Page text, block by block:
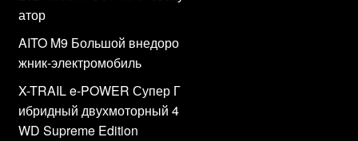
атор
AITO M9 Большой внедоро
жник-электромобиль
X-TRAIL e-POWER Супер Г
ибридный двухмоторный 4
WD Supreme Edition